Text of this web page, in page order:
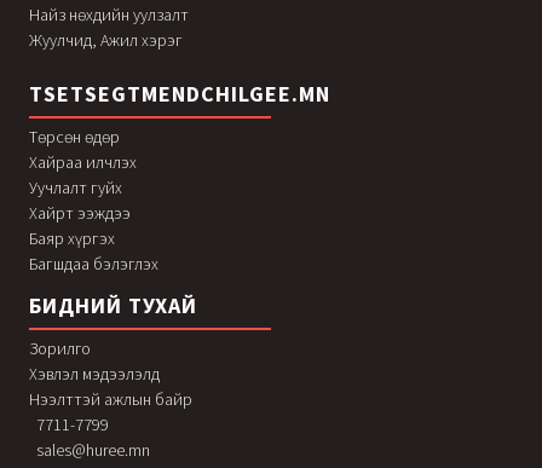
Найз нөхдийн уулзалт
Жуулчид, Ажил хэрэг
TSETSEGTMENDCHILGEE.MN
Төрсөн өдөр
Хайраа илчлэх
Уучлалт гуйх
Хайрт ээждээ
Баяр хүргэх
Багшдаа бэлэглэх
БИДНИЙ ТУХАЙ
Зорилго
Хэвлэл мэдээлэлд
Нээлттэй ажлын байр
7711-7799
sales@huree.mn